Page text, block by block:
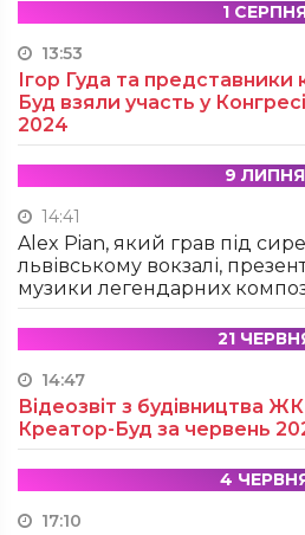
1
13:53
Ігор Гуда та представники
Буд взяли участь у
2024
9 ЛИПНЯ
14:41
Alex Pian, який грав під
львівському вокзалі,
музики легендарних
21
14:47
Відеозвіт з будівництва
Креатор-Буд за червень
4
17:10